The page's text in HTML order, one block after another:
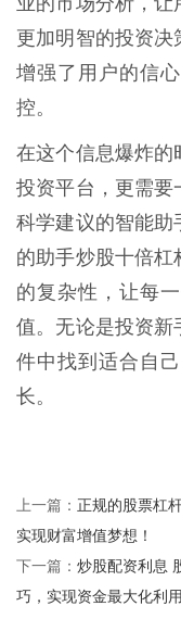
更加明智的投资决
增强了用户的信
控。
在这个信息爆炸的
投资平台，更需
科学建议的智能
的助手炒股十倍
的复杂性，让每
值。无论是投资新
件中找到适合自
长。
上一篇： 正规的股票杠
实现财富增值梦想！
下一篇： 炒股配资利息
巧，实现资金最大化利用